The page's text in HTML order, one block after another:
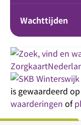
Wachttijden
is gewaardeerd
waarderingen of